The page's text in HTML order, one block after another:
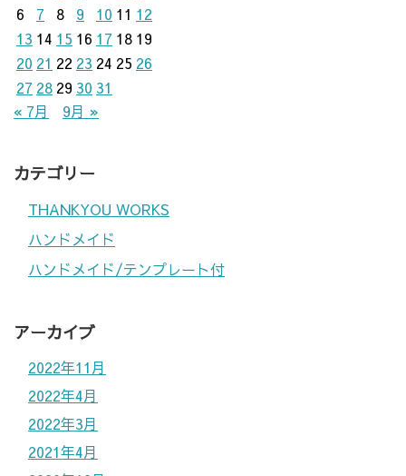
6
7 8 9 10 11 12
13 14 15 16 17 18 19
20 21 22 23 24 25 26
27 28 29 30 31
« 7月
9月 »
カテゴリー
THANKYOU WORKS
ハンドメイド
ハンドメイド/テンプレート付
アーカイブ
2022年11月
2022年4月
2022年3月
2021年4月